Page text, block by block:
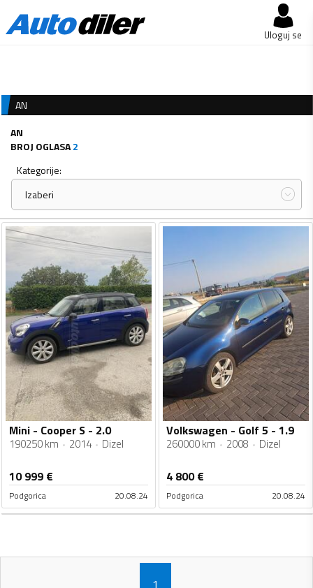
Uloguj se
AN
AN
BROJ OGLASA2
Kategorije:
Izaberi
Mini - Cooper S - 2.0
190250 km 2014 Dizel
10 999 €
Podgorica 20.08.24
Volkswagen - Golf 5 - 1.9
260000 km 2008 Dizel
4 800€
Podgorica 20.08.24
1